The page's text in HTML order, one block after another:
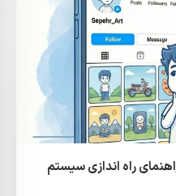
راه اندازی سیستم